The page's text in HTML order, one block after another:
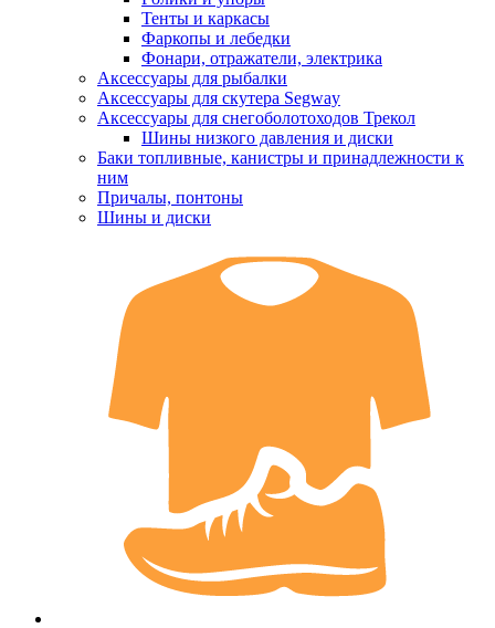
Тенты и каркасы
Фаркопы и лебедки
Фонари, отражатели, электрика
Аксессуары для рыбалки
Аксессуары для скутера Segway
Аксессуары для снегоболотоходов Трекол
Шины низкого давления и диски
Баки топливные, канистры и принадлежности к
ним
Причалы, понтоны
Шины и диски